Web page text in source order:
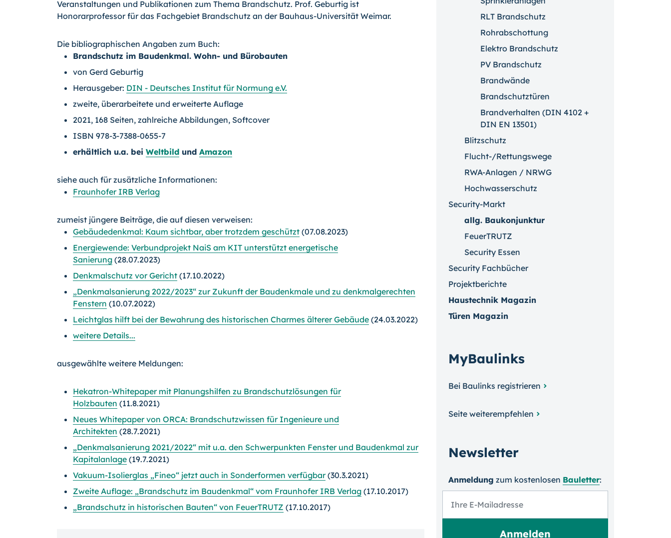
Veranstaltungen und Publikationen zum Thema Brandschutz. Prof. Geburtig ist
Honorarprofessor für das Fachgebiet Brandschutz an der Bauhaus-Universität Weimar.
Die bibliographischen Angaben zum Buch:
Brandschutz im Baudenkmal. Wohn- und Bürobauten
von Gerd Geburtig
Herausgeber: DIN - Deutsches Institut für Normung e.V.
zweite, überarbeitete und erweiterte Auflage
2021, 168 Seiten, zahlreiche Abbildungen, Softcover
ISBN 978-3-7388-0655-7
erhältlich u.a. bei Weltbild und Amazon
siehe auch für zusätzliche Informationen:
Fraunhofer IRB Verlag
zumeist jüngere Beiträge, die auf diesen verweisen:
Gebäudedenkmal: Kaum sichtbar, aber trotzdem geschützt (07.08.2023)
Energiewende: Verbundprojekt NaiS am KIT unterstützt energetische
Sanierung (28.07.2023)
Denkmalschutz vor Gericht (17.10.2022)
„Denkmalsanierung 2022/2023“ zur Zukunft der Baudenkmale und zu denkmalgerechten
Fenstern (10.07.2022)
Leichtglas hilft bei der Bewahrung des historischen Charmes älterer Gebäude (24.03.2022)
weitere Details...
ausgewählte weitere Meldungen:
Hekatron-Whitepaper mit Planungshilfen zu Brandschutzlösungen für
Holzbauten (11.8.2021)
Neues Whitepaper von ORCA: Brandschutzwissen für Ingenieure und
Architekten (28.7.2021)
„Denkmalsanierung 2021/2022“ mit u.a. den Schwerpunkten Fenster und Baudenkmal zur
Kapitalanlage (19.7.2021)
Vakuum-Isolierglas „Fineo“ jetzt auch in Sonderformen verfügbar(30.3.2021)
Zweite Auflage: „Brandschutz im Baudenkmal“ vom Fraunhofer IRB Verlag (17.10.2017)
„Brandschutz in historischen Bauten“ von Feuer­TRUTZ (17.10.2017)
RLT Brandschutz
Rohrabschottung
Elektro Brandschutz
PV Brandschutz
Brandwände
Brandschutztüren
Brandverhalten (DIN 4102 +
DIN EN 13501)
Blitzschutz
Flucht-/Rettungswege
RWA-Anlagen / NRWG
Hochwasserschutz
Security-Markt
allg. Baukonjunktur
FeuerTRUTZ
Security Essen
Security Fachbücher
Projektberichte
Haustechnik Magazin
Türen Magazin
MyBaulinks
Bei Baulinks registrieren
Seite weiterempfehlen
Newsletter
Anmeldung zum kosten­losen Bauletter: